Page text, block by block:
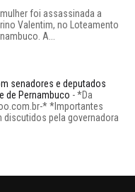
foi assassinada a
Valentim, no Loteamento
A...
senadores e deputados
de Pernambuco -*Da
* *Importantes
pela governadora